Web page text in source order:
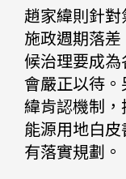
趙家緯則針
施政週期落
候治理要成
會嚴正以待
緯肯認機制，
能源用地白
有落實規劃。